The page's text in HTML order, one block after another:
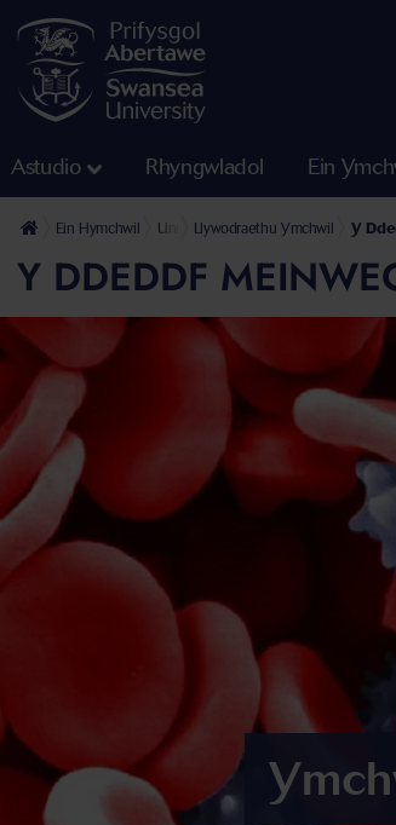
Astudio Rhyngwladol Ein
Ein Hymchwil Uniondeb Ymchwil: Moeseg a
Llywodraethu Ymchwil Y
Y DDEDDF